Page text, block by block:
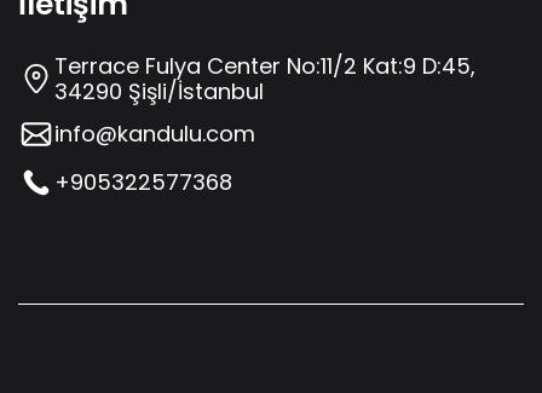
Terrace Fulya Center No:11/2 Kat:9 D:45,
34290 Şişli/İstanbul
info@kandulu.com
+905322577368